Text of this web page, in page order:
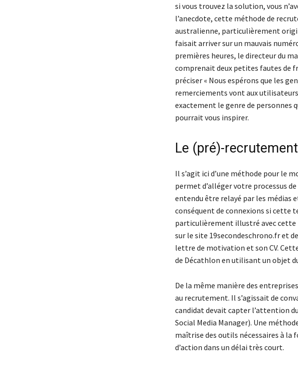
si vous trouvez la solution, vous
l’anecdote, cette méthode de
australienne, particulièrement
faisait arriver sur un mauvais
premières heures, le directeur du
comprenait deux petites fautes de
préciser « Nous espérons que les
remerciements vont aux
exactement le genre de personnes
pourrait vous inspirer.
Le (pré)-
Il s’agit ici d’une méthode pour le
permet d’alléger votre processus
entendu être relayé par les médias
conséquent de connexions si cette
particulièrement illustré avec cette
sur le site 19secondeschrono.fr et
lettre de motivation et son CV.
de Décathlon en utilisant un objet
De la même manière des
au recrutement. Il s’agissait de
candidat devait capter l’attention
Social Media Manager). Une
maîtrise des outils nécessaires à la
d’action dans un délai très court.